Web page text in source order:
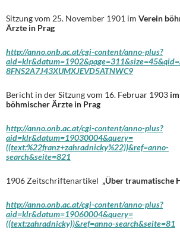
Sitzung vom 25. November 1901 im Verein
Ärzte in Prag
http://anno.onb.ac.at/cgi-content/anno-plus?
8FNS2A7J43XUMXJEVD5ATNWC9
Bericht in der Sitzung vom 16. Februar 1903
böhmischer Ärzte in Prag
http://anno.onb.ac.at/cgi-content/anno-plus?
aid=klr&datum=19030004&query=
((text:%22franz+zahradnicky%22))&ref=anno-
search&seite=821
1906 Zeitschriftenartikel „Über traumatische
http://anno.onb.ac.at/cgi-content/anno-plus?
aid=klr&datum=19060004&query=
((text:zahradnicky))&ref=anno-search&seite=81